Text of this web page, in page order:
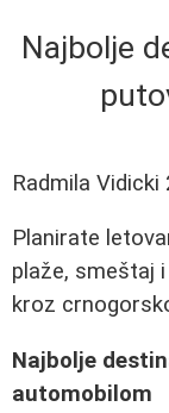
Najbolje
Radmila Vidicki
Planirate
plaže, smeštaj
kroz
Najbolje
automobilom